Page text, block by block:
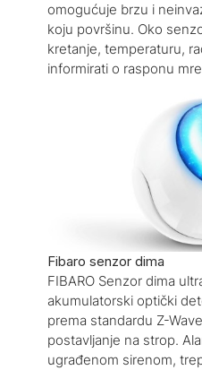
omogućuje brzu i
koju površinu. Oko
kretanje, temperaturu,
informirati o rasponu
Fibaro senzor dima
FIBARO Senzor dima
akumulatorski optički
prema standardu Z-
postavljanje na strop.
ugrađenom sirenom,